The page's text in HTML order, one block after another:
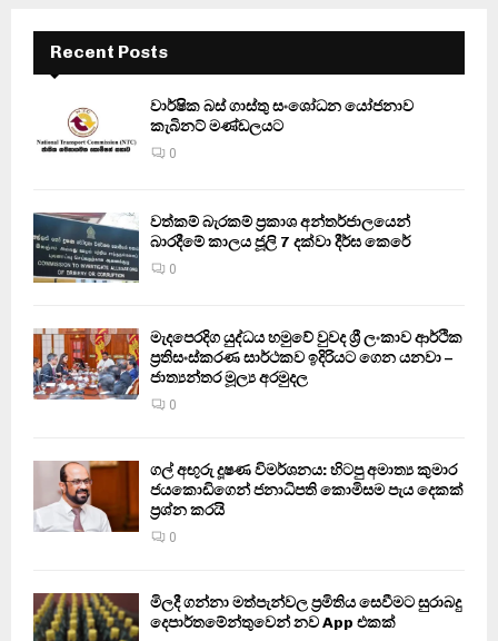
Recent Posts
වාර්ෂික බස් ගාස්තු සංශෝධන යෝජනාව
කැබිනට් මණ්ඩලයට
0
වත්කම් බැරකම් ප්‍රකාශ අන්තර්ජාලයෙන්
බාරදීමේ කාලය ජූලි 7 දක්වා දීර්ඝ කෙරේ
0
මැදපෙරදිග යුද්ධය හමුවේ වුවද ශ්‍රී ලංකාව ආර්ථික
ප්‍රතිසංස්කරණ සාර්ථකව ඉදිරියට ගෙන යනවා –
ජාත්‍යන්තර මූල්‍ය අරමුදල
0
ගල් අඟුරු දූෂණ විමර්ශනය: හිටපු අමාත්‍ය කුමාර
ජයකොඩිගෙන් ජනාධිපති කොමිසම පැය දෙකක්
ප්‍රශ්න කරයි
0
මිලදී ගන්නා මත්පැන්වල ප්‍රමිතිය සෙවීමට සුරාබදු
දෙපාර්තමේන්තුවෙන් නව App එකක්